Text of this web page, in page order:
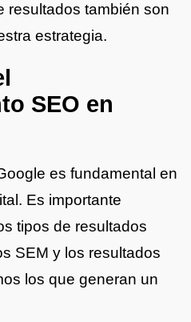
resultados también son
estrategia.
SEO en
es fundamental en
Es importante
tipos de resultados
SEM y los resultados
los que generan un